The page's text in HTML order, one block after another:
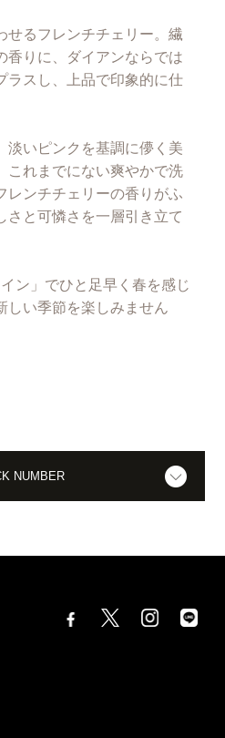
せるフレンチチェリー。繊
香りに、ダイアンならでは
ラスし、上品で印象的に仕
淡いピンクを基調に儚く美
これまでにない爽やかで洗
レンチチェリーの香りがふ
さと可憐さを一層引き立て
ン」でひと足早く春を感じ
しい季節を楽しみません
NUMBER